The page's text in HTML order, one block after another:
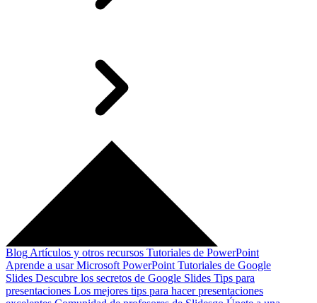
Blog Artículos y otros recursos Tutoriales de PowerPoint
Aprende a usar Microsoft PowerPoint Tutoriales de Google
Slides Descubre los secretos de Google Slides Tips para
presentaciones Los mejores tips para hacer presentaciones